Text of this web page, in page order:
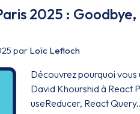
2025 :
par Loïc Lefloch
Découvrez pourquoi vous
David Khourshid à React
useReducer, React